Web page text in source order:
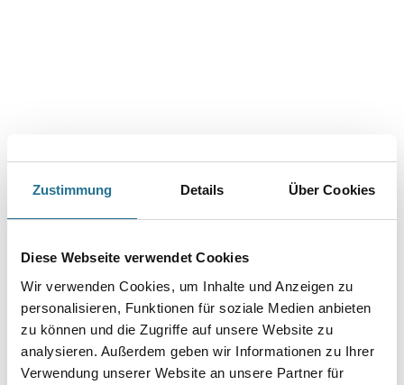
Zustimmung Details Über Cookies
Diese Webseite verwendet Cookies
Wir verwenden Cookies, um Inhalte und Anzeigen zu
personalisieren, Funktionen für soziale Medien anbieten
zu können und die Zugriffe auf unsere Website zu
analysieren. Außerdem geben wir Informationen zu Ihrer
Verwendung unserer Website an unsere Partner für
PRODUKTEIGENSCHAFTEN
- Eckleiste
- Überstreichbar
- Einfach zu installieren
- Überragende Qualität
- Flexibel